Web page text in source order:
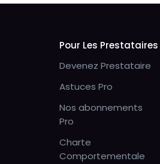
Pour Les Prestataires
Devenez Prestataire
Astuces Pro
Nos abonnements
Pro
Charte
Comportementale